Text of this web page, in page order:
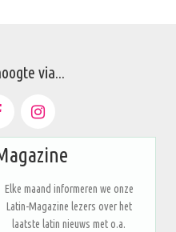
via...
Elke maand informeren we onze
Latin-Magazine lezers over het
laatste latin nieuws met o.a.